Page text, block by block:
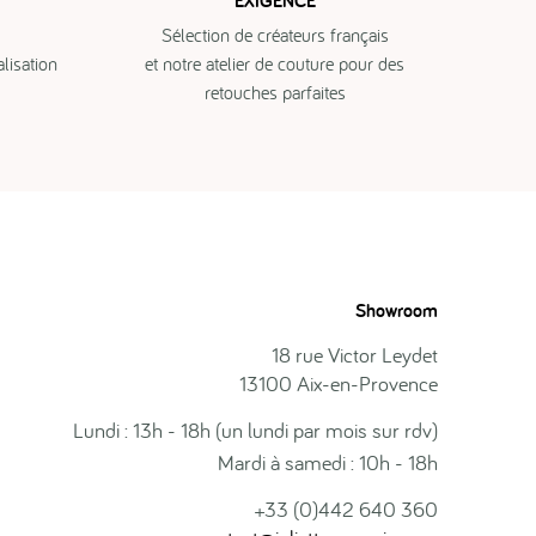
Sélection de créateurs français
et notre atelier de couture pour des
retouches parfaites
Showroom
18 rue Victor Leydet
13100 Aix-en-Provence
Lundi : 13h - 18h (un lundi par mois sur rdv)
Mardi à samedi : 10h - 18h
+33 (0)442 640 360